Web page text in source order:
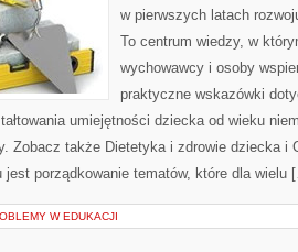
w pierwszych latach
To centrum wiedzy, w
wychowawcy i osoby
praktyczne wskazówki
umiejętności dziecka od wieku
Zobacz także Dietetyka i zdrowie dziecka i
jest porządkowanie tematów, które dla wielu
W EDUKACJI